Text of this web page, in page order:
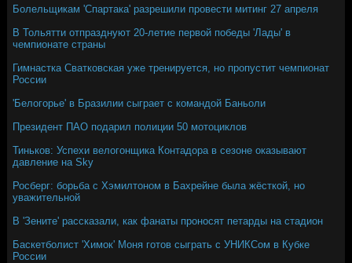
Болельщикам 'Спартака' разрешили провести митинг 27 апреля
В Тольятти отпразднуют 20-летие первой победы 'Лады' в
чемпионате страны
Гимнастка Сватковская уже тренируется, но пропустит чемпионат
России
'Белогорье' в Бразилии сыграет с командой Баньоли
Президент ПАО подарил полиции 50 мотоциклов
Тиньков: Успехи велогонщика Контадора в сезоне оказывают
давление на Sky
Росберг: борьба с Хэмилтоном в Бахрейне была жёсткой, но
уважительной
В 'Зените' рассказали, как фанаты проносят петарды на стадион
Баскетболист 'Химок' Моня готов сыграть с УНИКСом в Кубке
России